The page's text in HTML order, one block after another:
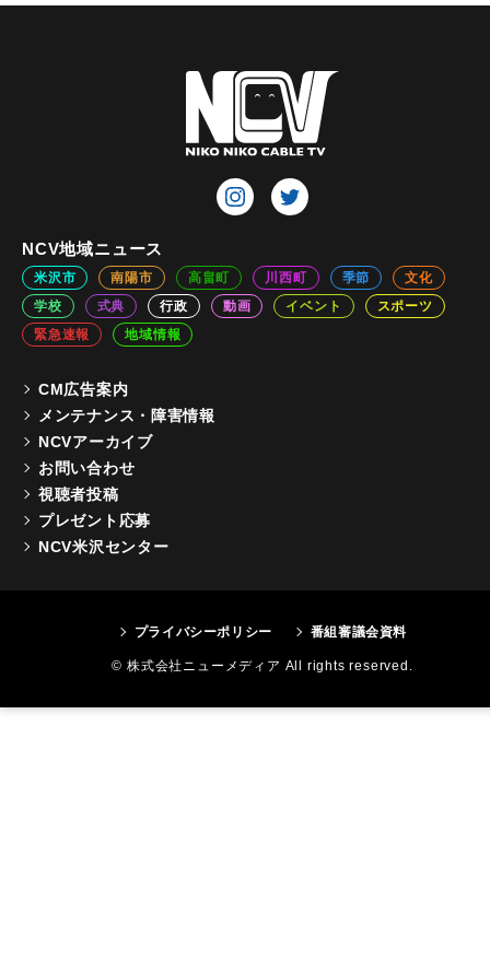
NCV地域ニュース
米沢市 南陽市 高畠町 川西町 季節
文化
学校
式典 行政 動画 イベント
スポーツ
緊急速報
地域情報
CM広告案内
メンテナンス・障害情報
NCVアーカイブ
お問い合わせ
視聴者投稿
プレゼント応募
NCV米沢センター
プライバシーポリシー 番組審議会資料
© 株式会社ニューメディア All rights reserved.